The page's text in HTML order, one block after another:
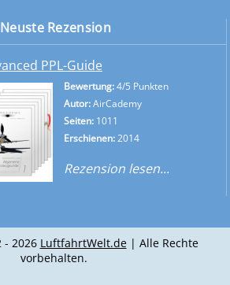
Neuste Rezension
PPL-Guide
Bewertung:4/5 Punkten
Autor:AirCademy
Seiten: 1011
Erschienen:2014
Rezension lesen...
- 2026 LuftfahrtWelt.de| Alle Rechte
vorbehalten.